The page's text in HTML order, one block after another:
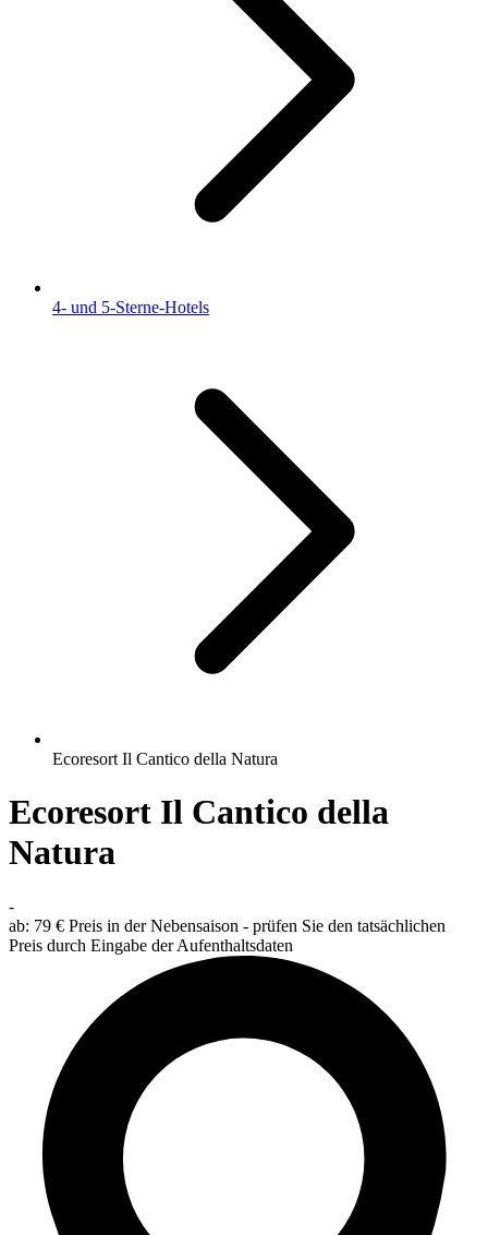
4- und 5-Sterne-Hotels
Ecoresort Il Cantico della Natura
Ecoresort Il Cantico della
Natura
-
ab: 79 € Preis in der Nebensaison - prüfen Sie den tatsächlichen
Preis durch Eingabe der Aufenthaltsdaten